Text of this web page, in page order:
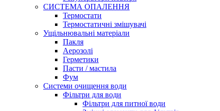
СИСТЕМА ОПАЛЕННЯ
Термостати
Термостатичні змішувачі
Ущільнювальні матеріали
Пакля
Аерозолі
Герметики
Пасти / мастила
Фум
Системи очищення води
Фільтри для води
Фільтри для питної води